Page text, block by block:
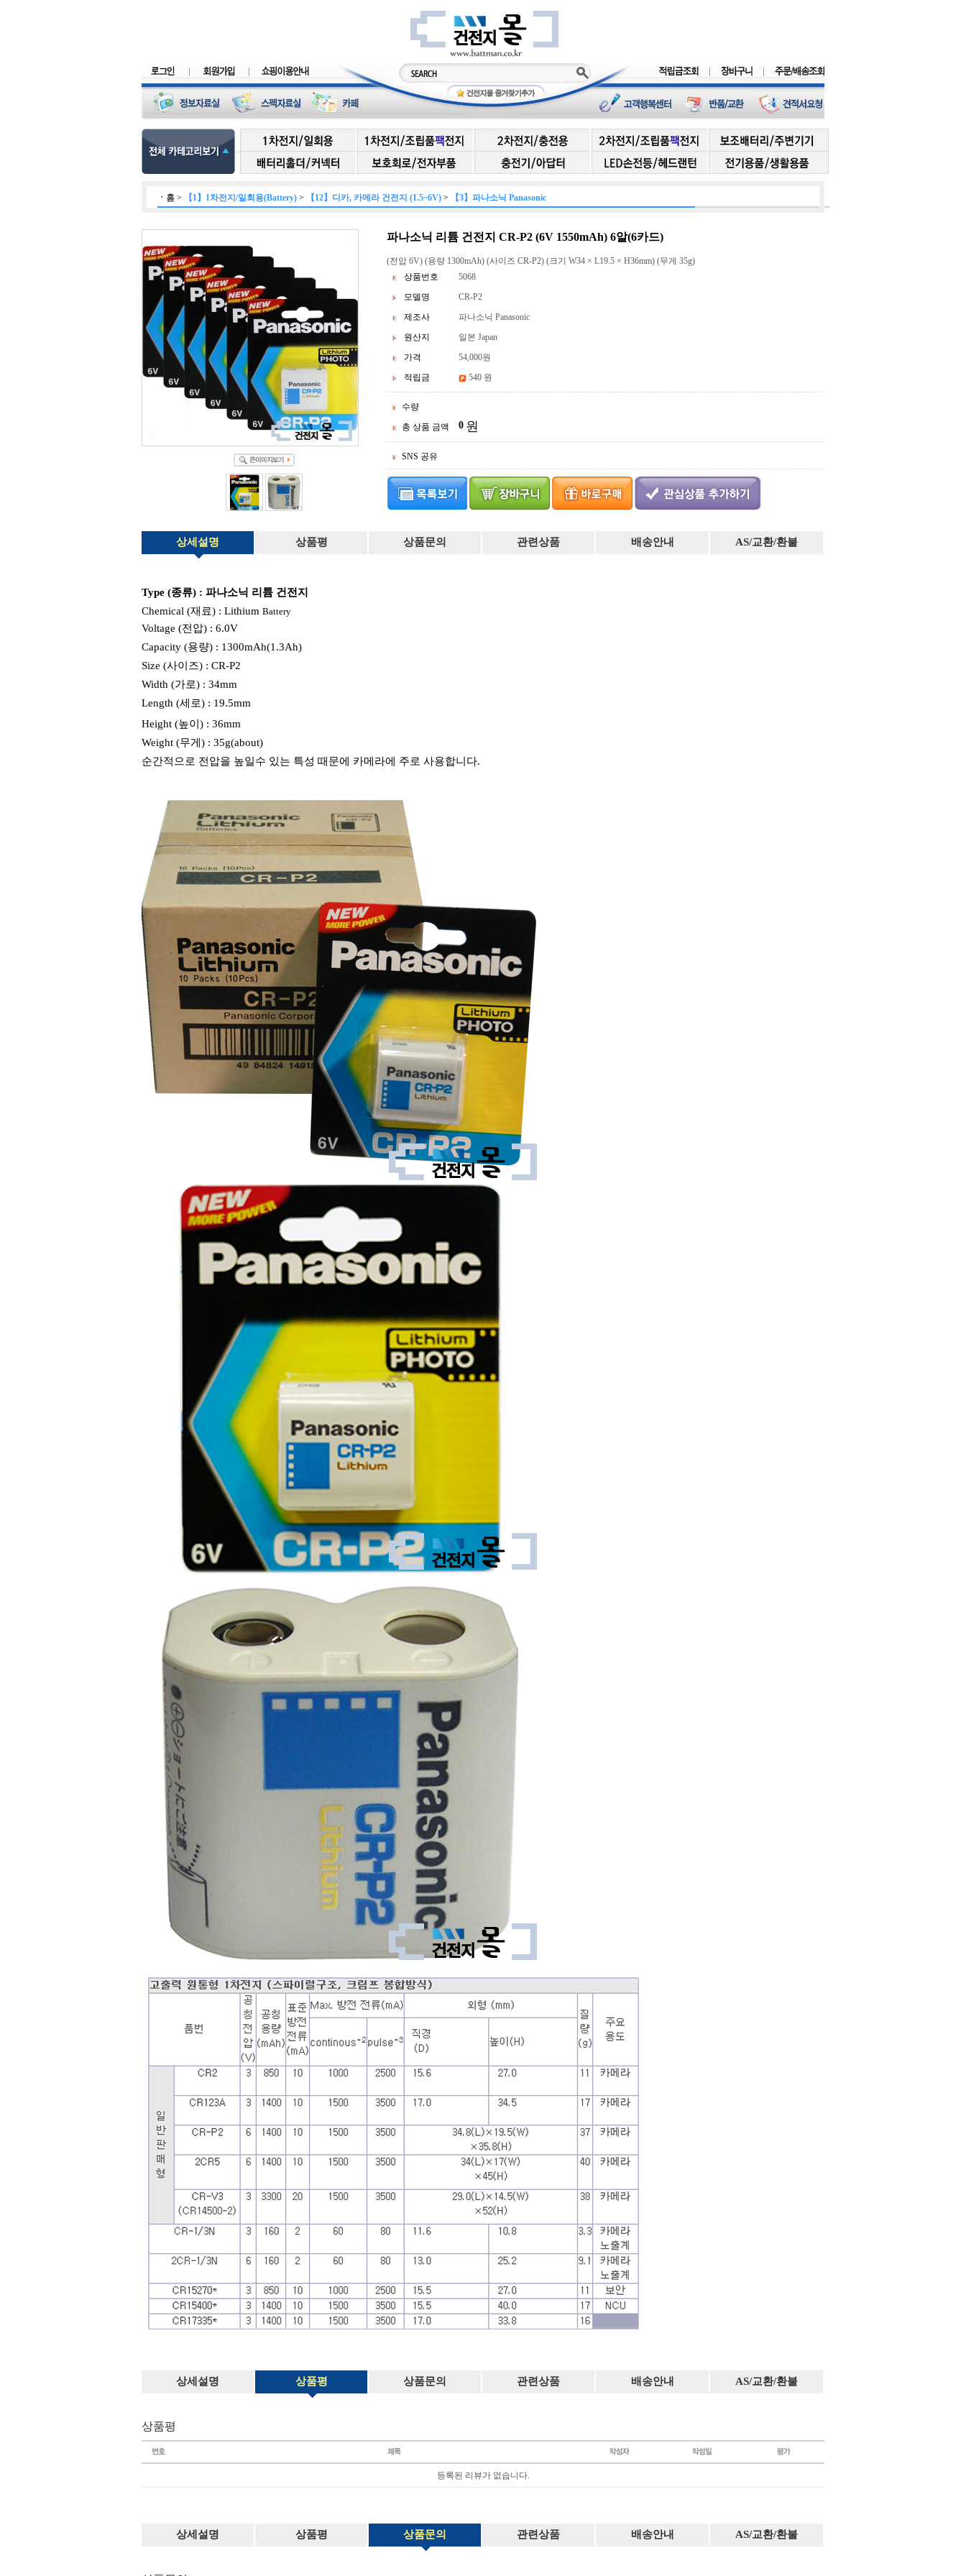
ㆍ 홈 > 【1】1차전지/일회용(Battery) > 【12】디카, 카메라 건전지 (1.5~6V) > 【3】파나소닉 Panasonic
파나소닉 리튬 건전지 CR-P2 (6V 1550mAh) 6알(6카드)
(전압 6V) (용량 1300mAh) (사이즈 CR-P2) (크기 W34 × L19.5 × H36mm) (무게 35g)
상품번호
5068
모델명
CR-P2
제조사
파나소닉 Panasonic
원산지
일본 Japan
가격
54,000원
적립금
540 원
수량
총 상품 금액
0 원
SNS 공유
상세설명 상품평 상품문의 관련상품 배송안내 AS/교환/환불
Type (종류) : 파나소닉 리튬 건전지
Chemical (재료) : Lithium Battery
Voltage (전압) : 6.0V
Capacity (용량) : 1300mAh(1.3Ah)
Size (사이즈) : CR-P2
Width (가로) : 34mm
Length (세로) : 19.5mm
Height (높이) : 36mm
Weight (무게) : 35g(about)
순간적으로 전압을 높일수 있는 특성 때문에 카메라에 주로 사용합니다.
상세설명 상품평 상품문의 관련상품 배송안내 AS/교환/환불
상품평
등록된 리뷰가 없습니다.
상세설명 상품평 상품문의 관련상품 배송안내 AS/교환/환불